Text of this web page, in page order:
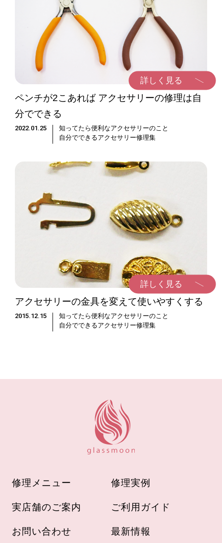
詳しく見る
ペンチが2こあれば アクセサリーの修理は自
分でできる
2022.01.25
知ってたら便利なアクセサリーのこと
自分でできるアクセサリー修理集
詳しく見る
アクセサリーの金具を変えて使いやすくする
2015.12.15
知ってたら便利なアクセサリーのこと
自分でできるアクセサリー修理集
修理メニュー 修理実例
実店舗のご案内 ご利用ガイド
お問い合わせ 最新情報